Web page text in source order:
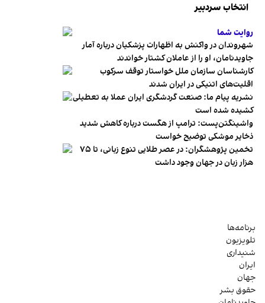
انتخاب سردبیر
روایت شما
شهروندان در واکنش به اظهارات پزشکیان درباره آمار
جاویدنامان، او را از عاملان کشتار خواندند
کارشناسان سازمان ملل خواستار توقف سرکوب
اقلیت‌های اتنیکی در ایران شدند
نشریه پیام ما: صنعت گردشگری ایران عملا به تعطیلی
کشیده شده است
واشینگتن‌پست: ترامپ از هگست درباره کاهش شدید
ذخایر موشکی توضیح خواست
تخمین پژوهشگران: در عصر طلایی تنوع زبانی، تا ۷۵
هزار زبان در جهان وجود داشت
برنامه‌ها
تلویزیون
شنیداری
ایران
جهان
حقوق بشر